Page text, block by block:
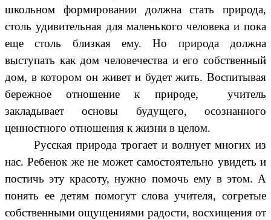
школьном формировании должна стать природа,
столь удивительная для маленького человека и пока
еще столь близкая ему. Но природа должна
выступать как дом человечества и его собственный
дом, в котором он живет и будет жить. Воспитывая
бережное отношение к природе, учитель
закладывает основы будущего, осознанного
ценностного отношения к жизни в целом.
Русская природа трогает и волнует многих из
нас. Ребенок же не может самостоятельно увидеть и
постичь эту красоту, нужно помочь ему в этом. А
понять ее детям помогут слова учителя, согретые
собственными ощущениями радости, восхищения от